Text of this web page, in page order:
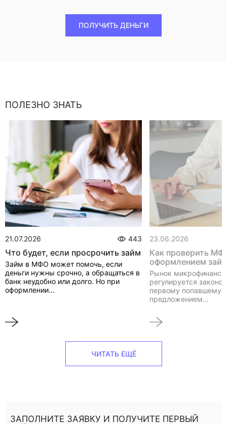
ПОЛУЧИТЬ ДЕНЬГИ
ПОЛЕЗНО ЗНАТЬ
21.07.2026 443
Что будет, если просрочить займ
Займ в МФО может помочь, если
деньги нужны срочно, а обращаться в
банк неудобно или долго. Но при
оформлении...
23.06.2026
Как проверить
оформлением
Рынок
регулируется
первому
предложением...
ЧИТАТЬ ЕЩЁ
ЗАПОЛНИТЕ ЗАЯВКУ И ПОЛУЧИТЕ ПЕРВЫЙ